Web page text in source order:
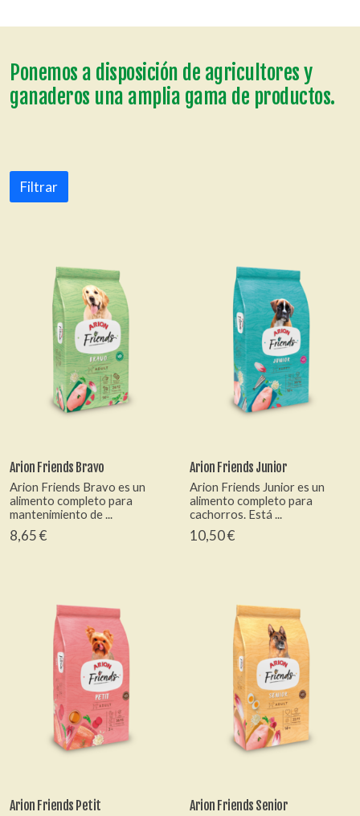
Ponemos a disposición de agricultores y
ganaderos una amplia gama de productos.
Filtrar
Arion Friends Bravo
Arion Friends Bravo es un
alimento completo para
mantenimiento de ...
8,65 €
Arion Friends Junior
Arion Friends Junior es un
alimento completo para
cachorros. Está ...
10,50 €
Arion Friends Petit Arion Friends Senior